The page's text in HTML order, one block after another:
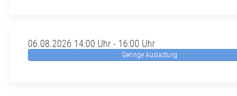
06.08.2026 14:00 Uhr - 16:00 Uhr
Geringe Auslastung